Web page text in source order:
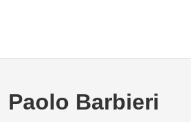
Paolo Barbieri